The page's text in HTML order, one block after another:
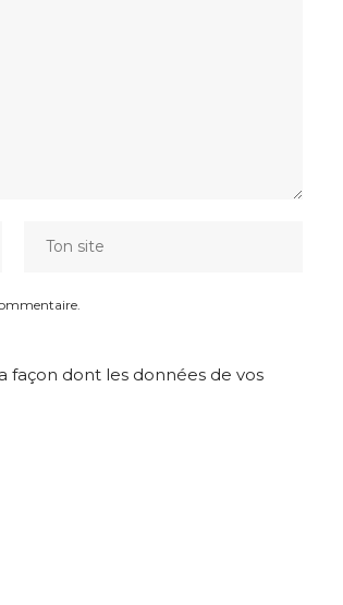
façon dont les données de vos